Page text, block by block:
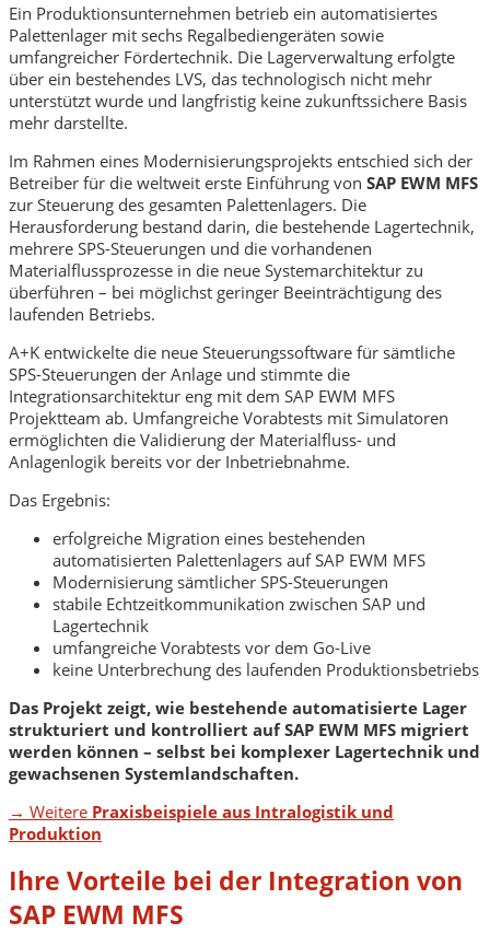
Ein Produktionsunternehmen betrieb ein automatisiertes
Palettenlager mit sechs Regalbediengeräten sowie
umfangreicher Fördertechnik. Die Lagerverwaltung erfolgte
über ein bestehendes LVS, das technologisch nicht mehr
unterstützt wurde und langfristig keine zukunftssichere Basis
mehr darstellte.
Im Rahmen eines Modernisierungsprojekts entschied sich der
Betreiber für die weltweit erste Einführung von SAP EWM MFS
zur Steuerung des gesamten Palettenlagers. Die
Herausforderung bestand darin, die bestehende Lagertechnik,
mehrere SPS-Steuerungen und die vorhandenen
Materialflussprozesse in die neue Systemarchitektur zu
überführen – bei möglichst geringer Beeinträchtigung des
laufenden Betriebs.
A+K entwickelte die neue Steuerungssoftware für sämtliche
SPS-Steuerungen der Anlage und stimmte die
Integrationsarchitektur eng mit dem SAP EWM MFS
Projektteam ab. Umfangreiche Vorabtests mit Simulatoren
ermöglichten die Validierung der Materialfluss- und
Anlagenlogik bereits vor der Inbetriebnahme.
Das Ergebnis:
erfolgreiche Migration eines bestehenden
automatisierten Palettenlagers auf SAP EWM MFS
Modernisierung sämtlicher SPS-Steuerungen
stabile Echtzeitkommunikation zwischen SAP und
Lagertechnik
umfangreiche Vorabtests vor dem Go-Live
keine Unterbrechung des laufenden Produktionsbetriebs
Das Projekt zeigt, wie bestehende automatisierte Lager
strukturiert und kontrolliert auf SAP EWM MFS migriert
werden können – selbst bei komplexer Lagertechnik und
gewachsenen Systemlandschaften.
→ Weitere Praxisbeispiele aus Intralogistik und
Produktion
Ihre Vorteile bei der Integration von
SAP EWM MFS